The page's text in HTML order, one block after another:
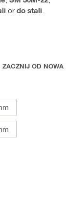
or do stali
ZACZNIJ OD NOWA